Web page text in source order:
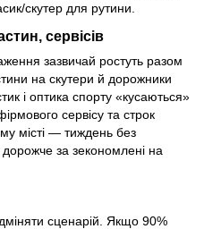
скутер для рутини.
сервісів
зазвичай ростуть разом
на скутери й дорожники
і оптика спорту «кусаються»
сервісу та строк
місті — тиждень без
за зекономлені на
сценарій. Якщо 90%